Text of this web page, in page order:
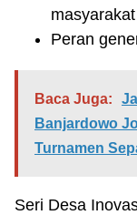
masyarakat
Peran
Baca Juga:
Banjardowo
Turnamen
Seri Desa